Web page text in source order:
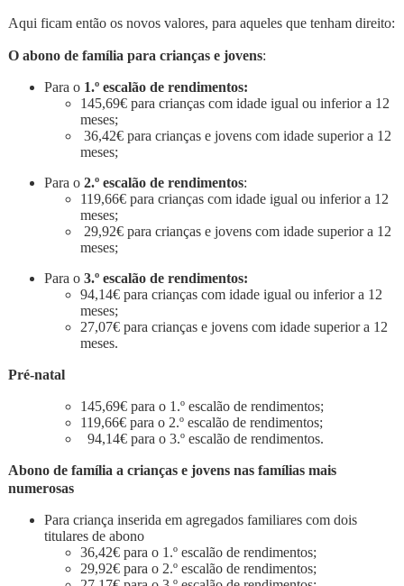
Aqui ficam então os novos valores, para aqueles que tenham direito:
O abono de família para crianças e jovens:
Para o1.º escalão de rendimentos:
145,69€ para crianças com idade igual ou inferior a 12
meses;
36,42€ para crianças e jovens com idade superior a 12
meses;
Para o 2.º escalão de rendimentos:
119,66€ para crianças com idade igual ou inferior a 12
meses;
29,92€ para crianças e jovens com idade superior a 12
meses;
Para o 3.º escalão de rendimentos:
94,14€ para crianças com idade igual ou inferior a 12
meses;
27,07€ para crianças e jovens com idade superior a 12
meses.
Pré-natal
145,69€ para o 1.º escalão de rendimentos;
119,66€ para o 2.º escalão de rendimentos;
94,14€ para o 3.º escalão de rendimentos.
Abono de família a crianças e jovens nas famílias mais
numerosas
Para criança inserida em agregados familiares com dois
titulares de abono
36,42€ para o 1.º escalão de rendimentos;
29,92€ para o 2.º escalão de rendimentos;